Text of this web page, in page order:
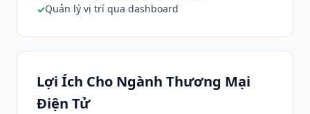
Quản lý vị trí qua dashboard
Lợi Ích Cho Ngành Thương Mại
Điện Tử